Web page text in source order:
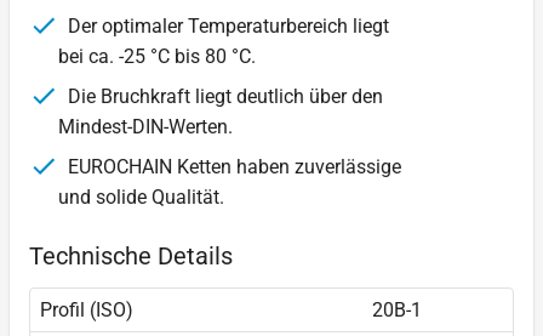
Der optimaler Temperaturbereich liegt
bei ca. -25 °C bis 80 °C.
Die Bruchkraft liegt deutlich über den
Mindest-DIN-Werten.
EUROCHAIN Ketten haben zuverlässige
und solide Qualität.
Technische Details
Profil (ISO)
20B-1